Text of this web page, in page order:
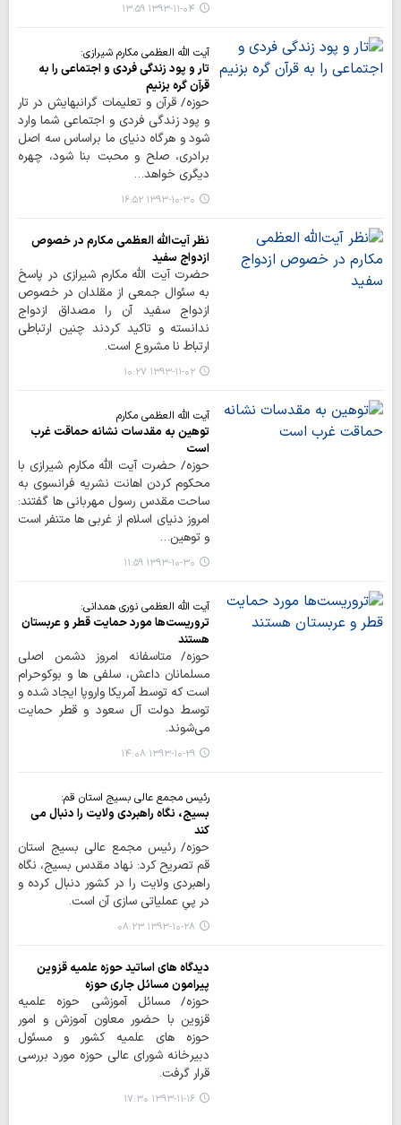
۱۳۹۳-۱۱-۰۴ ۱۳:۵۹
آیت الله العظمی مکارم شیرازی:
تار و پود زندگی فردی و اجتماعی را به
قرآن گره بزنیم
حوزه/ قرآن و تعلیمات گرانبهایش در تار
و پود زندگی فردی و اجتماعی شما وارد
شود و هرگاه دنیای ما براساس سه اصل
برادری، صلح و محبت بنا شود، چهره
دیگری خواهد…
۱۳۹۳-۱۰-۳۰ ۱۶:۵۲
نظر آیت‌الله العظمی مکارم در خصوص
ازدواج سفید
حضرت آیت الله مکارم شیرازی در پاسخ
به سئوال جمعی از مقلدان در خصوص
ازدواج سفید آن را مصداق ازدواج
ندانسته و تاکید کردند چنین ارتباطی
ارتباط نا مشروع است.
۱۳۹۳-۱۱-۰۲ ۱۰:۲۷
آیت الله العظمی مکارم
توهین به مقدسات نشانه حماقت غرب
است
حوزه/ حضرت آیت الله مکارم شیرازی با
محکوم کردن اهانت نشریه فرانسوی به
ساحت مقدس رسول مهربانی ها گفتند:
امروز دنیای اسلام از غربی ها متنفر است
و توهین…
۱۳۹۳-۱۰-۳۰ ۱۱:۵۹
آیت الله العظمی نوری همدانی:
تروریست‌ها مورد حمایت قطر و عربستان
هستند
حوزه/ متاسفانه امروز دشمن اصلی
مسلمانان داعش، سلفی ها و بوکوحرام
است که توسط آمریکا واروپا ایجاد شده ‌و
توسط دولت آل سعود و قطر حمایت
می‌شوند.
۱۳۹۳-۱۰-۲۹ ۱۴:۰۸
رئیس مجمع عالی بسیج استان قم:
بسیج، نگاه راهبردی ولایت را دنبال می
کند
حوزه/ رئیس مجمع عالی بسیج استان
قم تصریح کرد: نهاد مقدس بسیج، نگاه
راهبردی ولایت را در کشور دنبال کرده و
در پیِ عملیاتی سازی آن است.
۱۳۹۳-۱۰-۲۸ ۰۸:۲۳
دیدگاه های اساتید حوزه علمیه قزوین
پیرامون مسائل جاری حوزه
حوزه/ مسائل آموزشی حوزه علمیه
قزوین با حضور معاون آموزش و امور
حوزه های علمیه کشور و مسئول
دبیرخانه شورای عالی حوزه مورد بررسی
قرار گرفت.
۱۳۹۳-۱۱-۱۶ ۱۷:۳۰